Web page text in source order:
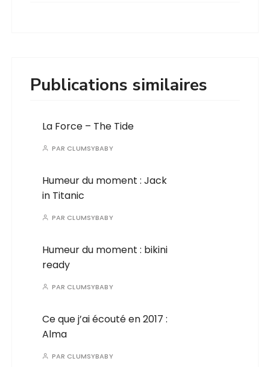
Publications similaires
La Force – The Tide
PAR CLUMSYBABY
Humeur du moment : Jack
in Titanic
PAR CLUMSYBABY
Humeur du moment : bikini
ready
PAR CLUMSYBABY
Ce que j’ai écouté en 2017 :
Alma
PAR CLUMSYBABY